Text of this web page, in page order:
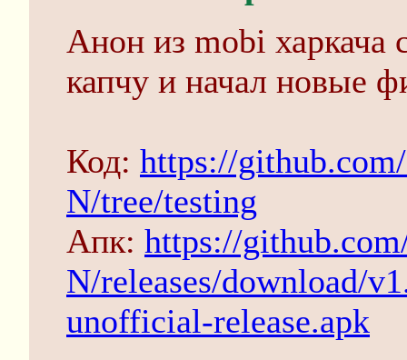
Анон из mobi харкача
капчу и начал новые
Код: https://
N/tree/testing
Апк: https://
N/releases/download/
unofficial-release.apk